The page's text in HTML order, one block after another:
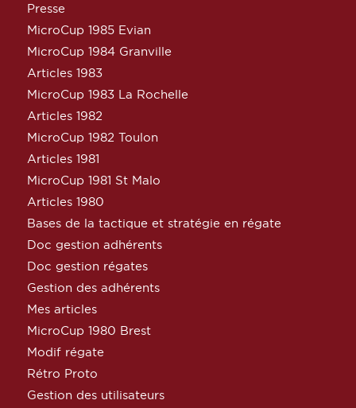
Presse
MicroCup 1985 Evian
MicroCup 1984 Granville
Articles 1983
MicroCup 1983 La Rochelle
Articles 1982
MicroCup 1982 Toulon
Articles 1981
MicroCup 1981 St Malo
Articles 1980
Bases de la tactique et stratégie en régate
Doc gestion adhérents
Doc gestion régates
Gestion des adhérents
Mes articles
MicroCup 1980 Brest
Modif régate
Rétro Proto
Gestion des utilisateurs